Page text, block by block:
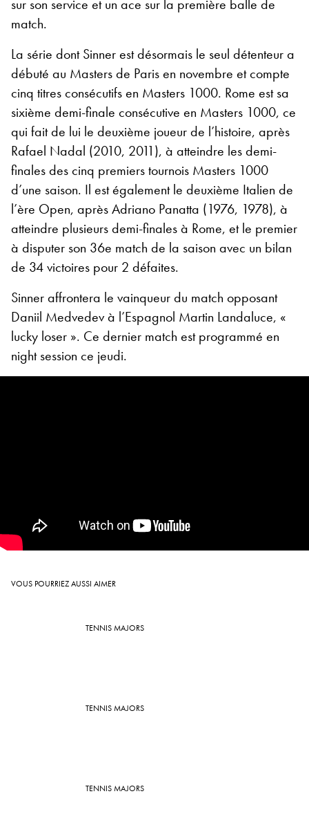
sur son service et un ace sur la première balle de
match.
La série dont Sinner est désormais le seul détenteur a
débuté au Masters de Paris en novembre et compte
cinq titres consécutifs en Masters 1000. Rome est sa
sixième demi-finale consécutive en Masters 1000, ce
qui fait de lui le deuxième joueur de l’histoire, après
Rafael Nadal (2010, 2011), à atteindre les demi-
finales des cinq premiers tournois Masters 1000
d’une saison. Il est également le deuxième Italien de
l’ère Open, après Adriano Panatta (1976, 1978), à
atteindre plusieurs demi-finales à Rome, et le premier
à disputer son 36e match de la saison avec un bilan
de 34 victoires pour 2 défaites.
Sinner affrontera le vainqueur du match opposant
Daniil Medvedev à l’Espagnol Martin Landaluce, «
lucky loser ». Ce dernier match est programmé en
night session ce jeudi.
VOUS POURRIEZ AUSSI AIMER
TENNIS MAJORS
TENNIS MAJORS
TENNIS MAJORS